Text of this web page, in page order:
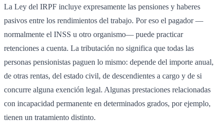
La Ley del IRPF incluye expresamente las pensiones y haberes
pasivos entre los rendimientos del trabajo. Por eso el pagador —
normalmente el INSS u otro organismo— puede practicar
retenciones a cuenta. La tributación no significa que todas las
personas pensionistas paguen lo mismo: depende del importe anual,
de otras rentas, del estado civil, de descendientes a cargo y de si
concurre alguna exención legal. Algunas prestaciones relacionadas
con incapacidad permanente en determinados grados, por ejemplo,
tienen un tratamiento distinto.